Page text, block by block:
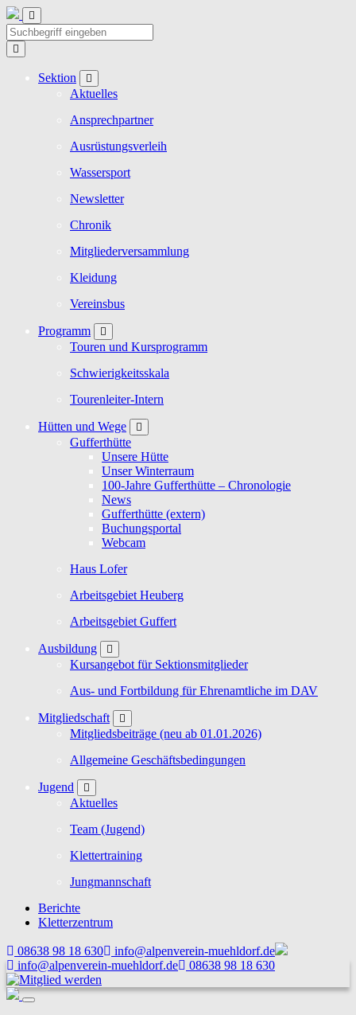
Sektion
Aktuelles
Ansprechpartner
Ausrüstungsverleih
Wassersport
Newsletter
Chronik
Mitgliederversammlung
Kleidung
Vereinsbus
Programm
Touren und Kursprogramm
Schwierigkeitsskala
Tourenleiter-Intern
Hütten und Wege
Gufferthütte
Unsere Hütte
Unser Winterraum
100-Jahre Gufferthütte – Chronologie
News
Gufferthütte (extern)
Buchungsportal
Webcam
Haus Lofer
Arbeitsgebiet Heuberg
Arbeitsgebiet Guffert
Ausbildung
Kursangebot für Sektionsmitglieder
Aus- und Fortbildung für Ehrenamtliche im DAV
Mitgliedschaft
Mitgliedsbeiträge (neu ab 01.01.2026)
Allgemeine Geschäftsbedingungen
Jugend
Aktuelles
Team (Jugend)
Klettertraining
Jungmannschaft
Berichte
Kletterzentrum
08638 98 18 630
info@alpenverein-muehldorf.de
info@alpenverein-muehldorf.de
08638 98 18 630